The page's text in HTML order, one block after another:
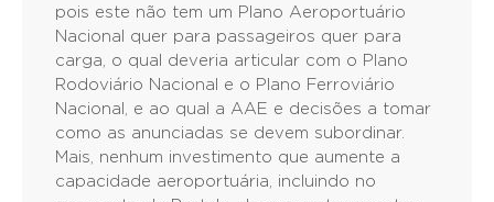
pois este não tem um Plano Aeroportuário
Nacional quer para passageiros quer para
carga, o qual deveria articular com o Plano
Rodoviário Nacional e o Plano Ferroviário
Nacional, e ao qual a AAE e decisões a tomar
como as anunciadas se devem subordinar.
Mais, nenhum investimento que aumente a
capacidade aeroportuária, incluindo no